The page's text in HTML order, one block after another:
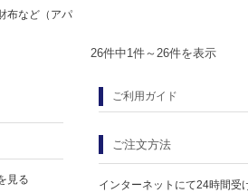
26件中1件～26件を表示
ご利用ガイド
ご注文方法
インターネットにて24時間受
布など（アパ
見る